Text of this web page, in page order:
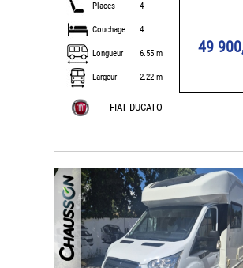
Places 4
Couchage 4
Longueur 6.55 m
Largeur 2.22 m
49
FIAT DUCATO